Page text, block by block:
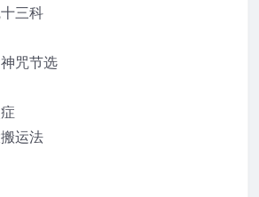
三科
咒节选
运法